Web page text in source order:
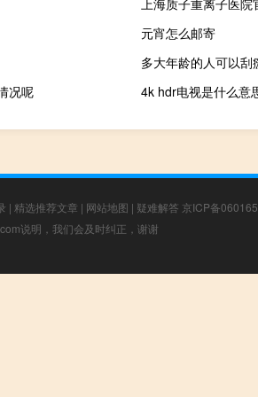
上海质子重离子医院
元宵怎么邮寄
多大年龄的人可以刮
况呢
4k hdr电视是什么意
| 精选推荐文章 | 网站地图 | 疑难解答 京ICP备
说明，我们会及时纠正，谢谢